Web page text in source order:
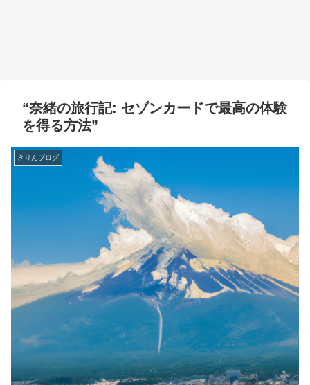
“奈緒の旅行記: セゾンカードで最高の体験
を得る方法”
きりんブログ